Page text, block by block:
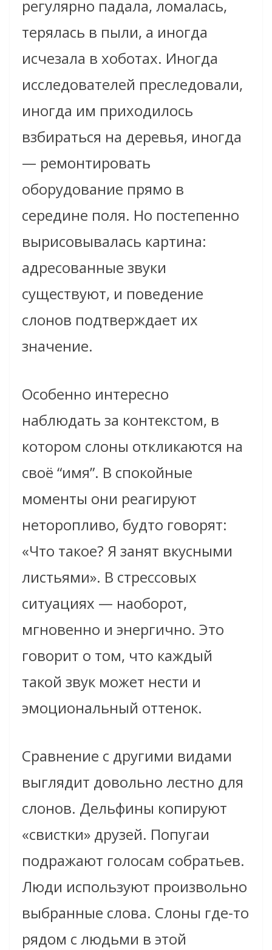
регулярно падала, ломалась,
терялась в пыли, а иногда
исчезала в хоботах. Иногда
исследователей преследовали,
иногда им приходилось
взбираться на деревья, иногда
— ремонтировать
оборудование прямо в
середине поля. Но постепенно
вырисовывалась картина:
адресованные звуки
существуют, и поведение
слонов подтверждает их
значение.
Особенно интересно
наблюдать за контекстом, в
котором слоны откликаются на
своё “имя”. В спокойные
моменты они реагируют
неторопливо, будто говорят:
«Что такое? Я занят вкусными
листьями». В стрессовых
ситуациях — наоборот,
мгновенно и энергично. Это
говорит о том, что каждый
такой звук может нести и
эмоциональный оттенок.
Сравнение с другими видами
выглядит довольно лестно для
слонов. Дельфины копируют
«свистки» друзей. Попугаи
подражают голосам собратьев.
Люди используют произвольно
выбранные слова. Слоны где-то
рядом с людьми в этой